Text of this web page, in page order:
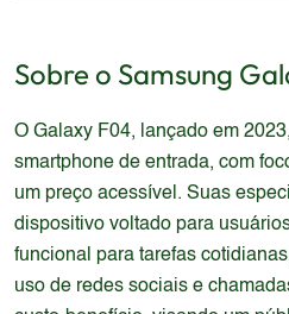
Sobre o Samsung
O Galaxy F04, lançado em
smartphone de entrada, com
um preço acessível. Suas
dispositivo voltado para
funcional para tarefas
uso de redes sociais e